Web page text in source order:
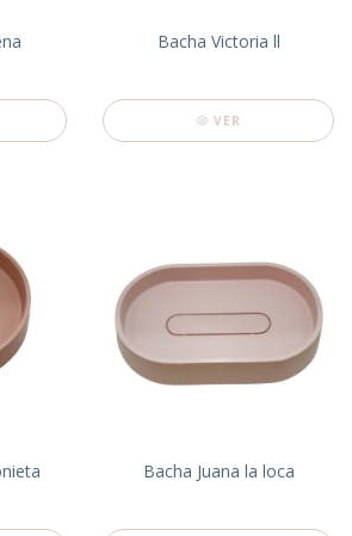
Bacha Victoria ll
VER
Bacha Juana la loca